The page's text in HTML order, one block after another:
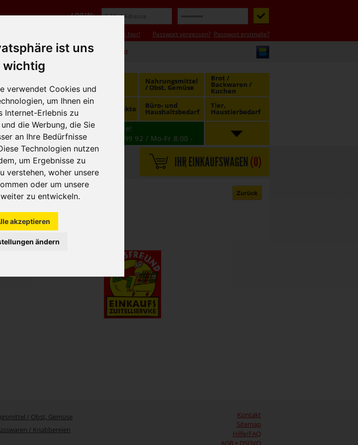
ist uns
wichtig
verwendet Cookies und
um Ihnen ein
Internet-Erlebnis zu
die Werbung, die Sie
an Ihre Bedürfnisse
Technologien nutzen
um Ergebnisse zu
verstehen, woher unsere
oder um unsere
zu entwickeln.
akzeptieren
ändern
LOGIN:
Neukunde? Infos hier! Passwort vergessen? Passwort erstmalig?
office@hausfreund.at Kontakt
alkoholisch Kaffee / Tee Nahrungsmittel
/ Obst, Gemüse
Brot /
Backwaren /
Kuchen
Süsswaren /
Knabbereien Hygieneprodukte Büro- und
Haushaltsbedarf
Tier,
Haustierbedarf
und zeitnahe Liefertermine für Sie!
auch TELEFONISCH
auf: 01 599 92 / Mo-Fr 8:00 -
16:30
IHR EINKAUFSWAGEN(0)
/ Obst, Gemüse
/ Knabbereien
Kontakt
Sitemap
Hilfe/FAQ
AGB + DSGVO